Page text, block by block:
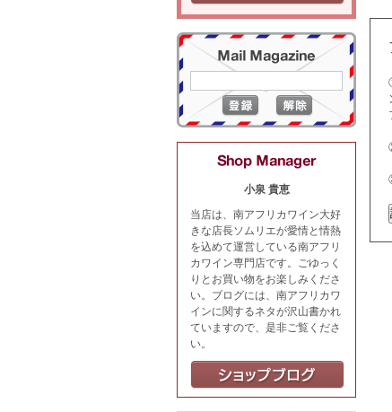
小泉 貴恵
当店は、南アフリカワイン大好
きな店長ソムリエが愛情と情熱
を込めて運営している南アフリ
カワイン専門店です。ごゆっく
りとお買い物をお楽しみくださ
い。ブログには、南アフリカワ
インに関するネタが沢山書かれ
ていますので、是非ご覧くださ
い。